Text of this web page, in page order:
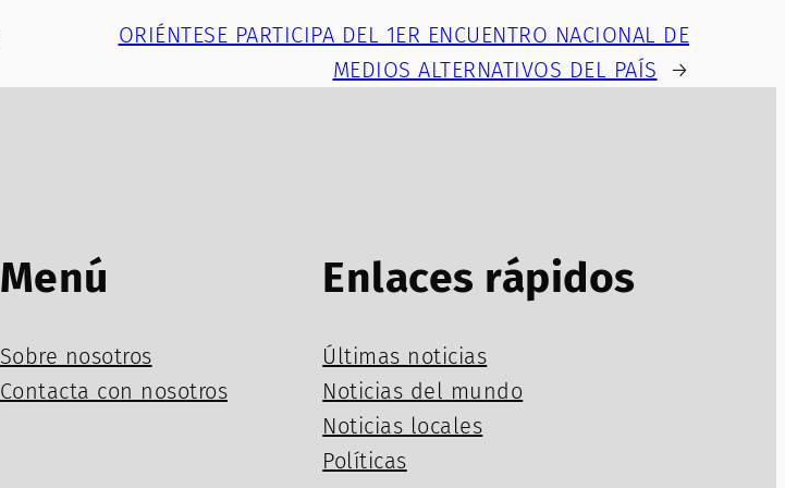
ORIÉNTESE PARTICIPA DEL 1ER ENCUENTRO NACIONAL DE
MEDIOS ALTERNATIVOS DEL PAÍS
→
Menú
Sobre nosotros
Contacta con nosotros
Enlaces rápidos
Últimas noticias
Noticias del mundo
Noticias locales
Políticas